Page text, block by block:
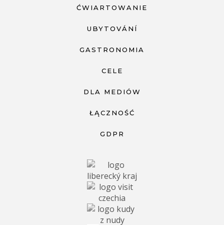
ĆWIARTOWANIE
UBYTOVÁNÍ
GASTRONOMIA
CELE
DLA MEDIÓW
ŁĄCZNOŚĆ
GDPR